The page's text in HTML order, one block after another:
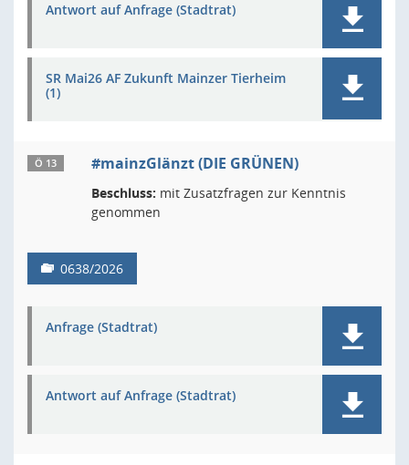
Antwort auf Anfrage (Stadtrat)
SR Mai26 AF Zukunft Mainzer Tierheim
(1)
Ö 13 #mainzGlänzt (DIE GRÜNEN)
Beschluss: mit Zusatzfragen zur Kenntnis
genommen
0638/2026
Anfrage (Stadtrat)
Antwort auf Anfrage (Stadtrat)